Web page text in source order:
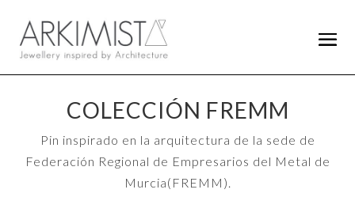
COLECCIÓN FREMM
Pin inspirado en la arquitectura de la sede de
Federación Regional de Empresarios del Metal de
Murcia(FREMM).